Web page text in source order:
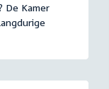
De Kamer